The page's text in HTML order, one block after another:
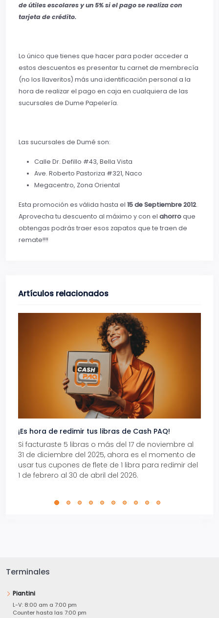
de útiles escolares y un 5%si el pago se realiza con
tarjeta de crédito.
Lo único que tienes que hacer para poder acceder a
estos descuentos es presentar tu carnet de membrecía
(no los llaveritos) más una identificación personal a la
hora de realizar el pago en caja en cualquiera de las
sucursales de Dume Papelería.
Las sucursales de Dumé son:
Calle Dr. Defillo #43, Bella Vista
Ave. Roberto Pastoriza #321, Naco
Megacentro, Zona Oriental
Esta promoción es válida hasta el 15 de Septiembre 2012.
Aprovecha tu descuento al máximo y con el ahorroque
obtengas podrás traer esos zapatos que te traen de
remate!!!!
Artículos relacionados
¡Es hora de redimir tus libras de Cash PAQ!
Si facturaste 5 libras o más del 17 de noviembre al
31 de diciembre del 2025, ahora es el momento de
usar tus cupones de flete de 1 libra para redimir del
1 de febrero al 30 de abril del 2026.
Terminales
Piantini
L-V: 8:00 am a 7:00 pm
Counter hasta las 7:00 pm